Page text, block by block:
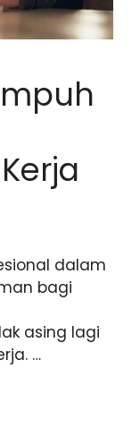
dalam
bagi
asing lagi
…